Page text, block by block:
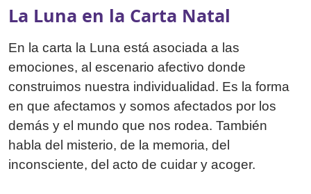
La Luna en la Carta Natal
En la carta la Luna está asociada a las
emociones, al escenario afectivo donde
construimos nuestra individualidad. Es la forma
en que afectamos y somos afectados por los
demás y el mundo que nos rodea. También
habla del misterio, de la memoria, del
inconsciente, del acto de cuidar y acoger.